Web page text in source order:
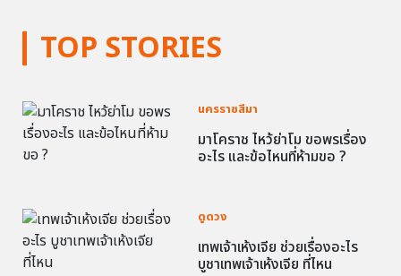
TOP STORIES
นครราชสีมา
มาโคราช ไหว้ย่าโม ขอพรเรื่อง
อะไร และข้อไหนที่ห้ามขอ ?
ดูดวง
เทพเจ้าเห้งเจีย ช่วยเรื่องอะไร
บูชาเทพเจ้าเห้งเจีย ที่ไหน